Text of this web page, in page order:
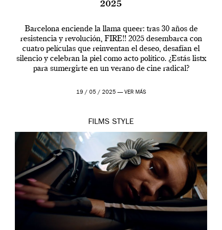
2025
Barcelona enciende la llama queer: tras 30 años de
resistencia y revolución, FIRE!! 2025 desembarca con
cuatro películas que reinventan el deseo, desafían el
silencio y celebran la piel como acto político. ¿Estás listx
para sumergirte en un verano de cine radical?
19 / 05 / 2025 — VER MÁS
FILMS STYLE